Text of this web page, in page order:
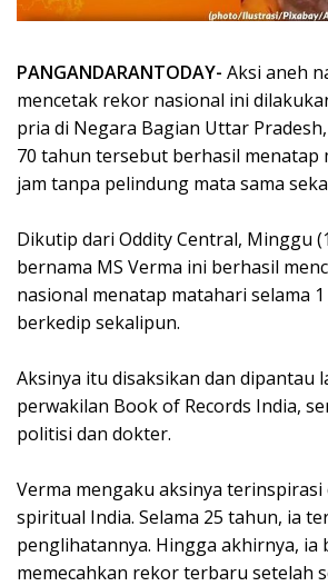
PANGANDARANTODAY- Aksi aneh
mencetak rekor nasional ini
pria di Negara Bagian Uttar
70 tahun tersebut berhasil menatap
jam tanpa pelindung mata sama
Dikutip dari Oddity Central, Minggu
bernama MS Verma ini berhasil
nasional menatap matahari selama
berkedip sekalipun.⁣
Aksinya itu disaksikan dan dipantau
perwakilan Book of Records India,
politisi dan dokter.⁣
Verma mengaku aksinya
spiritual India. Selama 25 tahun, ia
penglihatannya. Hingga akhirnya, ia
memecahkan rekor terbaru setelah